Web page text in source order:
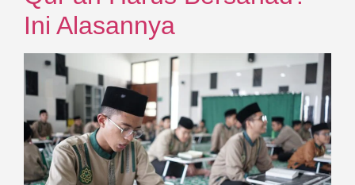
Ini Alasannya